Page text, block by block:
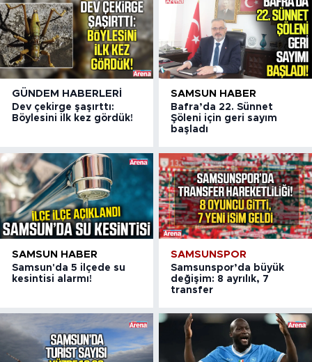
GÜNDEM HABERLERI
Dev çekirge şaşırttı:
Böylesini ilk kez gördük!
SAMSUN HABER
Bafra’da 22. Sünnet
Şöleni için geri sayım
başladı
SAMSUN HABER
Samsun'da 5 ilçede su
kesintisi alarmı!
SAMSUNSPOR
Samsunspor’da büyük
değişim: 8 ayrılık, 7
transfer